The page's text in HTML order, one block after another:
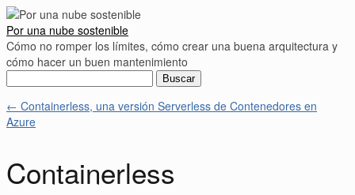
Por una nube sostenible
Cómo no romper los límites, cómo crear una buena arquitectura y
cómo hacer un buen mantenimiento
← Containerless, una versión Serverless de Contenedores en
Azure
Containerless